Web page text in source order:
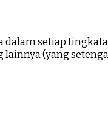
dalam setiap
(yang